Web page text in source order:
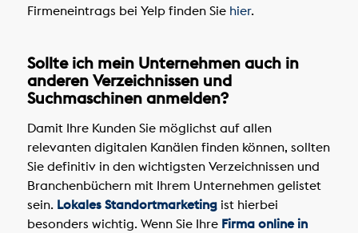
Firmeneintrags bei Yelp finden Sie hier.
Sollte ich mein Unternehmen auch in
anderen Verzeichnissen und
Suchmaschinen anmelden?
Damit Ihre Kunden Sie möglichst auf allen
relevanten digitalen Kanälen finden können, sollten
Sie definitiv in den wichtigsten Verzeichnissen und
Branchenbüchern mit Ihrem Unternehmen gelistet
sein. Lokales Standortmarketingist hierbei
besonders wichtig. Wenn Sie Ihre Firma online in